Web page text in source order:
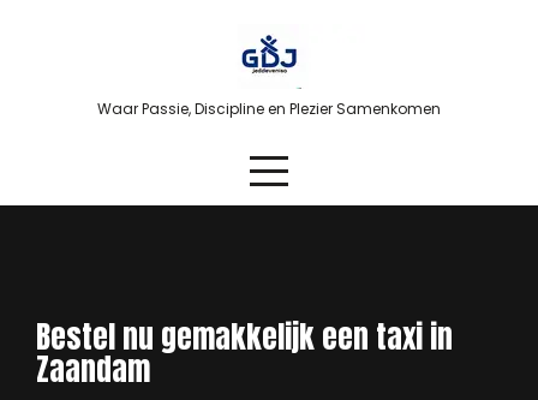
Waar Passie, Discipline en Plezier Samenkomen
Bestel nu gemakkelijk een taxi in
Zaandam